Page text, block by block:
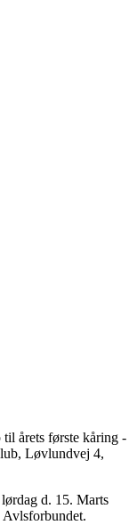
årets første kåring -
Løvlundvej 4,
d. 15. Marts
Avlsforbundet.